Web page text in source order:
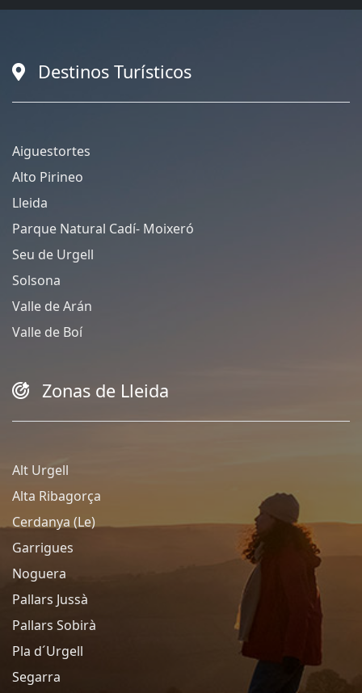
Destinos Turísticos
Aiguestortes
Alto Pirineo
Lleida
Parque Natural Cadí- Moixeró
Seu de Urgell
Solsona
Valle de Arán
Valle de Boí
Zonas de Lleida
Alt Urgell
Alta Ribagorça
Cerdanya (Le)
Garrigues
Noguera
Pallars Jussà
Pallars Sobirà
Pla d´Urgell
Segarra